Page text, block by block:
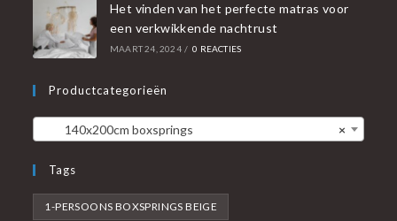
Het vinden van het perfecte matras voor
een verkwikkende nachtrust
MAART 24, 2024 / 0 REACTIES
Productcategorieën
×
140x200cm boxsprings
Tags
1-PERSOONS BOXSPRINGS BEIGE